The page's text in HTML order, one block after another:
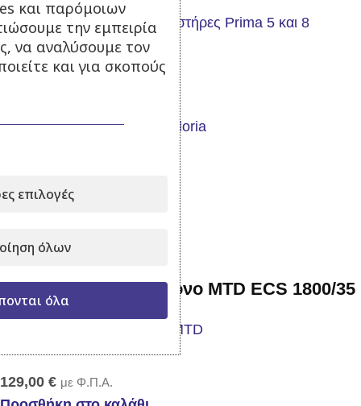
Προσθήκη στο καλάθι
Ηλεκτρικό Αλυσοπρίονο MTD ECS 1800/35
129,00 € με Φ.Π.Α.
και παρόμοιων
την εμπειρία
να αναλύσουμε τον
και για σκοπούς
επιλογές
όλων
όλα